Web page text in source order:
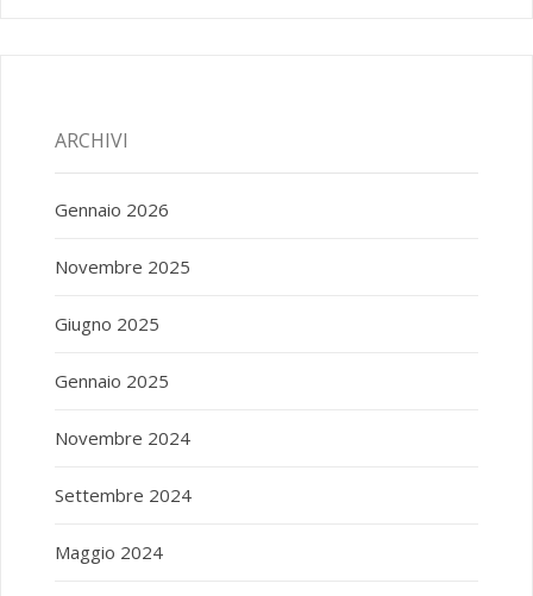
ARCHIVI
Gennaio 2026
Novembre 2025
Giugno 2025
Gennaio 2025
Novembre 2024
Settembre 2024
Maggio 2024